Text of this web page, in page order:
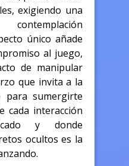
exigiendo una
único añade
al juego,
de manipular
que invita a la
para sumergirte
cada interacción
y donde
ocultos es la